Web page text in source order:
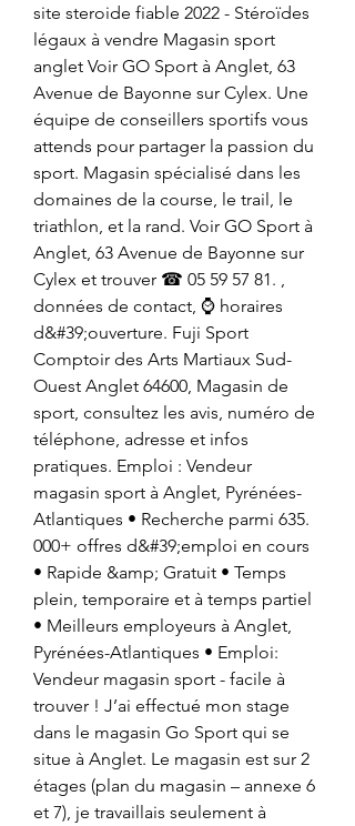
site steroide fiable 2022 - Stéroïdes
légaux à vendre Magasin sport
anglet Voir GO Sport à Anglet, 63
Avenue de Bayonne sur Cylex. Une
équipe de conseillers sportifs vous
attends pour partager la passion du
sport. Magasin spécialisé dans les
domaines de la course, le trail, le
triathlon, et la rand. Voir GO Sport à
Anglet, 63 Avenue de Bayonne sur
Cylex et trouver ☎ 05 59 57 81. ,
données de contact, ⌚ horaires
d&#39;ouverture. Fuji Sport
Comptoir des Arts Martiaux Sud-
Ouest Anglet 64600, Magasin de
sport, consultez les avis, numéro de
téléphone, adresse et infos
pratiques. Emploi : Vendeur
magasin sport à Anglet, Pyrénées-
Atlantiques • Recherche parmi 635.
000+ offres d&#39;emploi en cours
• Rapide &amp; Gratuit • Temps
plein, temporaire et à temps partiel
• Meilleurs employeurs à Anglet,
Pyrénées-Atlantiques • Emploi:
Vendeur magasin sport - facile à
trouver ! J’ai effectué mon stage
dans le magasin Go Sport qui se
situe à Anglet. Le magasin est sur 2
étages (plan du magasin – annexe 6
et 7), je travaillais seulement à